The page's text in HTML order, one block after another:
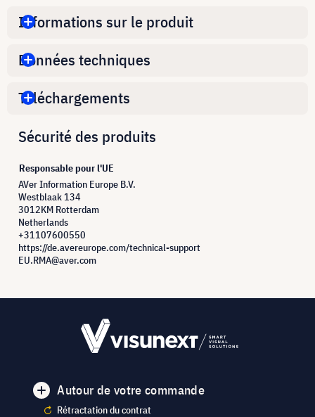
Informations sur le produit
Données techniques
Téléchargements
Sécurité des produits
Responsable pour l'UE
AVer Information Europe B.V.
Westblaak 134
3012KM Rotterdam
Netherlands
+31107600550
https://de.avereurope.com/technical-support
EU.RMA@aver.com
Autour de votre commande
Rétractation du contrat